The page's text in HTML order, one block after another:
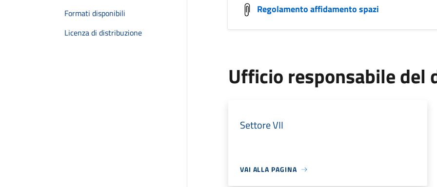
Formati disponibili
Licenza di distribuzione
Regolamento affidamento spazi
Ufficio responsabile del
Settore VII
VAI ALLA PAGINA